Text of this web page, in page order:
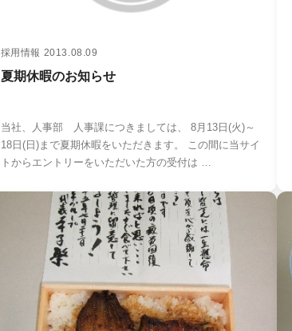
採用情報 2013.08.09
夏期休暇のお知らせ
当社、人事部 人事課につきましては、 8月13日(火)～
18日(日)まで夏期休暇をいただきます。 この間に当サイ
トからエントリーをいただいた方の受付は …